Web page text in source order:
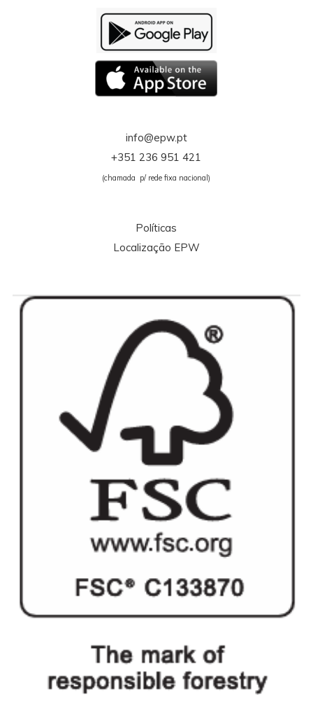
info@epw.pt
+351 236 951 421
(chamada p/ rede fixa nacional)
Políticas
Localização EPW